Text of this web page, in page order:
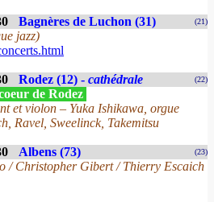
Bagnères de Luchon (31) (21)
jazz)
Rodez (12) - cathédrale (22)
de Rodez
et violon – Yuka Ishikawa, orgue
Ravel, Sweelinck, Takemitsu
Albens (73) (23)
/ Christopher Gibert / Thierry Escaich